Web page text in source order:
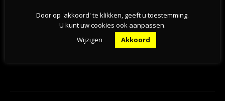
06-08-2026Door op 'akkoord' te klikken, geeft u toestemming.
U kunt uw cookies ook aanpassen.
Wijzigen
Akkoord